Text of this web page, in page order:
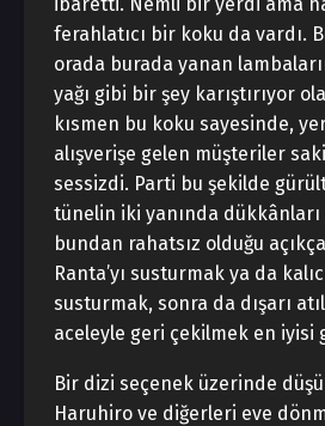
ferahlatıcı bir koku da vardı.
orada burada yanan
yağı gibi bir şey karıştırıyor
kısmen bu koku sayesinde,
alışverişe gelen müşteriler
sessizdi. Parti bu şekilde
tünelin iki yanında dükkânları
bundan rahatsız olduğu
Ranta’yı susturmak ya da
susturmak, sonra da dışarı
aceleyle geri çekilmek en iyisi
Bir dizi seçenek üzerinde
Haruhiro ve diğerleri eve